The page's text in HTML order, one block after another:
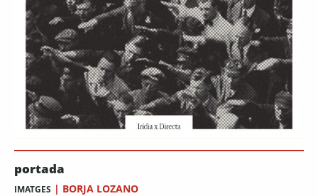
portada
IMATGES | BORJA LOZANO